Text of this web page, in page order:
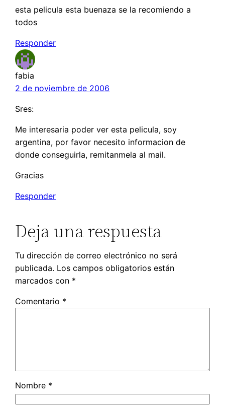
esta pelicula esta buenaza se la recomiendo a
todos
Responder
fabia
2 de noviembre de 2006
Sres:
Me interesaria poder ver esta pelicula, soy
argentina, por favor necesito informacion de
donde conseguirla, remitanmela al mail.
Gracias
Responder
Deja una respuesta
Tu dirección de correo electrónico no será
publicada. Los campos obligatorios están
marcados con *
Comentario *
Nombre *